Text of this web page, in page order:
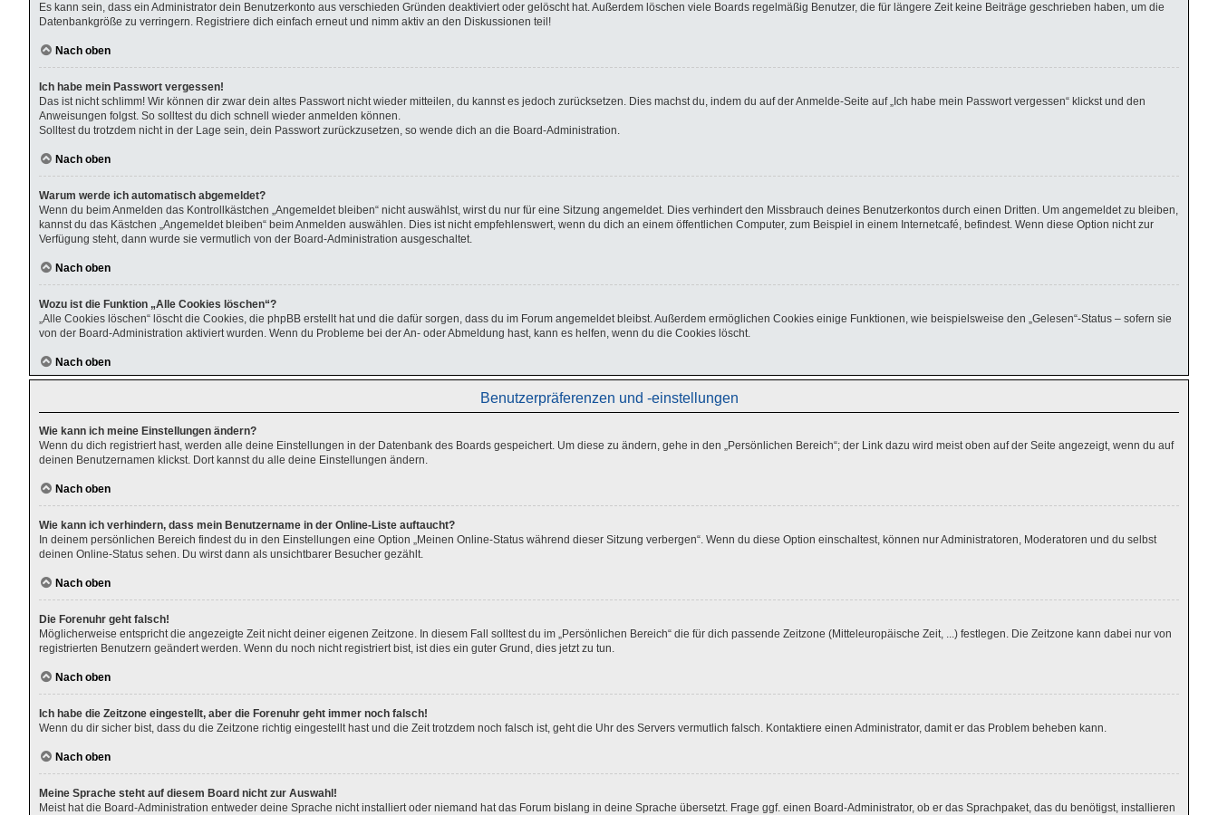
Es kann sein, dass ein Administrator dein Benutzerkonto aus verschieden Gründen deaktiviert oder gelöscht hat. Außerdem löschen viele Boards regelmäßig Benutzer, die für längere Zeit keine Beiträge geschrieben haben, um die
Datenbankgröße zu verringern. Registriere dich einfach erneut und nimm aktiv an den Diskussionen teil!
Nach oben
Ich habe mein Passwort vergessen!
Das ist nicht schlimm! Wir können dir zwar dein altes Passwort nicht wieder mitteilen, du kannst es jedoch zurücksetzen. Dies machst du, indem du auf der Anmelde-Seite auf „Ich habe mein Passwort vergessen“ klickst und den
Anweisungen folgst. So solltest du dich schnell wieder anmelden können.
Solltest du trotzdem nicht in der Lage sein, dein Passwort zurückzusetzen, so wende dich an die Board-Administration.
Nach oben
Warum werde ich automatisch abgemeldet?
Wenn du beim Anmelden das Kontrollkästchen „Angemeldet bleiben“ nicht auswählst, wirst du nur für eine Sitzung angemeldet. Dies verhindert den Missbrauch deines Benutzerkontos durch einen Dritten. Um angemeldet zu bleiben,
kannst du das Kästchen „Angemeldet bleiben“ beim Anmelden auswählen. Dies ist nicht empfehlenswert, wenn du dich an einem öffentlichen Computer, zum Beispiel in einem Internetcafé, befindest. Wenn diese Option nicht zur
Verfügung steht, dann wurde sie vermutlich von der Board-Administration ausgeschaltet.
Nach oben
Wozu ist die Funktion „Alle Cookies löschen“?
„Alle Cookies löschen“ löscht die Cookies, die phpBB erstellt hat und die dafür sorgen, dass du im Forum angemeldet bleibst. Außerdem ermöglichen Cookies einige Funktionen, wie beispielsweise den „Gelesen“-Status – sofern sie
von der Board-Administration aktiviert wurden. Wenn du Probleme bei der An- oder Abmeldung hast, kann es helfen, wenn du die Cookies löscht.
Nach oben
Benutzerpräferenzen und -einstellungen
Wie kann ich meine Einstellungen ändern?
Wenn du dich registriert hast, werden alle deine Einstellungen in der Datenbank des Boards gespeichert. Um diese zu ändern, gehe in den „Persönlichen Bereich“; der Link dazu wird meist oben auf der Seite angezeigt, wenn du auf
deinen Benutzernamen klickst. Dort kannst du alle deine Einstellungen ändern.
Nach oben
Wie kann ich verhindern, dass mein Benutzername in der Online-Liste auftaucht?
In deinem persönlichen Bereich findest du in den Einstellungen eine Option „Meinen Online-Status während dieser Sitzung verbergen“. Wenn du diese Option einschaltest, können nur Administratoren, Moderatoren und du selbst
deinen Online-Status sehen. Du wirst dann als unsichtbarer Besucher gezählt.
Nach oben
Die Forenuhr geht falsch!
Möglicherweise entspricht die angezeigte Zeit nicht deiner eigenen Zeitzone. In diesem Fall solltest du im „Persönlichen Bereich“ die für dich passende Zeitzone (Mitteleuropäische Zeit, ...) festlegen. Die Zeitzone kann dabei nur von
registrierten Benutzern geändert werden. Wenn du noch nicht registriert bist, ist dies ein guter Grund, dies jetzt zu tun.
Nach oben
Ich habe die Zeitzone eingestellt, aber die Forenuhr geht immer noch falsch!
Wenn du dir sicher bist, dass du die Zeitzone richtig eingestellt hast und die Zeit trotzdem noch falsch ist, geht die Uhr des Servers vermutlich falsch. Kontaktiere einen Administrator, damit er das Problem beheben kann.
Nach oben
Meine Sprache steht auf diesem Board nicht zur Auswahl!
Meist hat die Board-Administration entweder deine Sprache nicht installiert oder niemand hat das Forum bislang in deine Sprache übersetzt. Frage ggf. einen Board-Administrator, ob er das Sprachpaket, das du benötigst, installieren